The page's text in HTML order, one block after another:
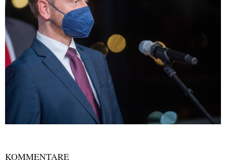
KOMMENTARE